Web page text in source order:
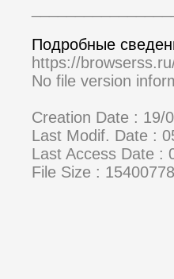
Подробные
https://
No file version
Creation Date : 19/
Last Modif. Date :
Last Access Date :
File Size :